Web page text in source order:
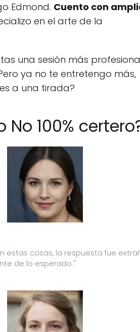
Edmond. Cuento con
en el arte de la
una sesión más
ya no te entretengo más,
a una tirada?
100%
estas cosas, la respuesta fue
de lo esperado."